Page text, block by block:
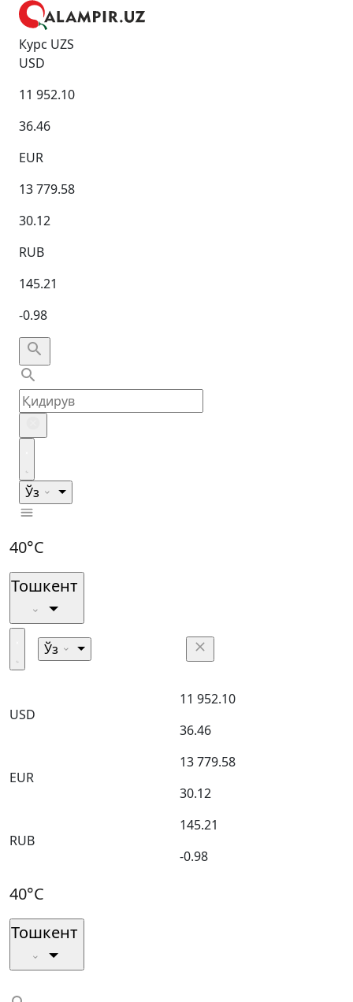
Курс UZS
USD
11 952.10
36.46
EUR
13 779.58
30.12
RUB
145.21
-0.98
Ўз
40°C
Тошкент
Ўз
USD
11 952.10
36.46
EUR
13 779.58
30.12
RUB
145.21
-0.98
40°C
Тошкент